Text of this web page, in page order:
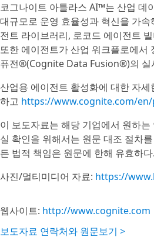
코그나이트 아틀라스 AI™는 산업 데
대규모로 운영 효율성과 혁신을 가
전트 라이브러리, 로코드 에이전트
또한 에이전트가 산업 워크플로에서
퓨전®(Cognite Data Fusion®)의 실
산업용 에이전트 활성화에 대한 자
하고 https://www.cognite.com/
이 보도자료는 해당 기업에서 원하
실 확인을 위해서는 원문 대조 절차
든 법적 책임은 원문에 한해 유효하다.
사진/멀티미디어 자료: https://
웹사이트: http://www.cognite.com
보도자료 연락처와 원문보기 >